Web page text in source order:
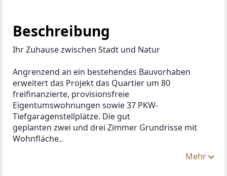
Beschreibung
Ihr Zuhause zwischen Stadt und Natur
Angrenzend an ein bestehendes Bauvorhaben
erweitert das Projekt das Quartier um 80
freifinanzierte, provisionsfreie
Eigentumswohnungen sowie 37 PKW-
Tiefgaragenstellplätze. Die gut
geplanten zwei und drei Zimmer Grundrisse mit
Wohnfläche..
Mehr